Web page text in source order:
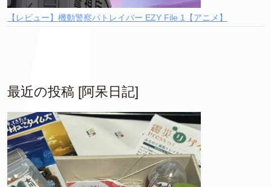
【レビュー】機動警察パトレイバー EZY File 1【アニメ】
最近の投稿 [阿呆日記]